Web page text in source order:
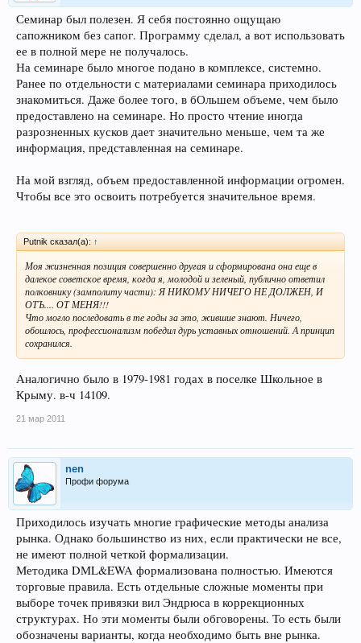
Семинар был полезен. Я себя постоянно ощущаю
сапожником без сапог. Программу сделал, а вот использовать
ее в полной мере не получалось.
На семинаре было многое подано в комплексе, системно.
Ранее по отдельности с материалами семинара приходилось
знакомиться. Даже более того, в бОльшем объеме, чем было
предоставлено на семинаре. Но просто чтение иногда
разрозненных кусков дает значительно меньше, чем та же
информация, представленная на семинаре.
На мой взгляд, объем предоставленной информации огромен.
Чтобы все это освоить потребуется значительное время.
Рutnik сказал(а): ↑
Моя жизненная позиция совершенно другая и сформирована она еще в
далекое советское время, когда я, молодой и зеленый, публично ответил
полковнику (замполиту части): Я НИКОМУ НИЧЕГО НЕ ДОЛЖЕН, И
ОТЪ.... ОТ МЕНЯ!!!
Что могло последовать в те годы за это, жившие знают. Ничего,
обошлось, профессионализм победил дурь уставных отношений. А принцип
сохранился.
Аналогично было в 1979-1981 годах в поселке Школьное в
Крыму. в-ч 14109.
21 мар 2011
nen
Профи форума
Приходилось изучать многие графические методы анализа
рынка. Однако большинство из них, если практически не все,
не имеют полной четкой формализации.
Методика DML&EWA формализована полностью. Имеются
торговые правила. Есть отдельные сложные моменты при
выборе точек привязки вил Эндрюса в коррекционных
структурах. Но эти моменты были обговорены. То есть были
обозначены варианты, когда необходимо быть вне рынка.